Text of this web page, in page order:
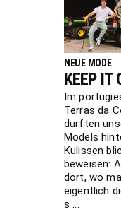
NEUE MODE
KEEP IT
Im
Terras da
durften
Models
Kulissen
beweisen:
dort, wo
eigentlich
s ...